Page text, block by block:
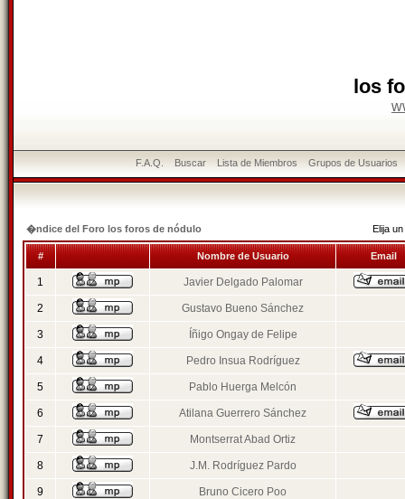
los
F.A.Q. Buscar Lista de Miembros Grupos de Usuarios
�ndice del Foro los foros de nódulo Elija
# Nombre de Usuario Email
1 Javier Delgado Palomar
2 Gustavo Bueno Sánchez
3 Íñigo Ongay de Felipe
4 Pedro Insua Rodríguez
5 Pablo Huerga Melcón
6 Atilana Guerrero Sánchez
7 Montserrat Abad Ortiz
8 J.M. Rodríguez Pardo
9 Bruno Cicero Poo